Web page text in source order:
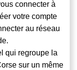
connecter à
votre compte
au réseau
qui regroupe la
sur un même